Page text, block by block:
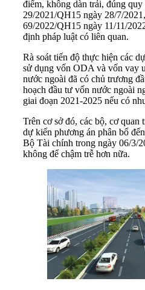
điểm, không dàn trải, đúng
29/2021/QH15 ngày 28/7/
69/2022/QH15 ngày 11/11/
định pháp luật có liên quan.
Rà soát tiến độ thực hiện các
sử dụng vốn ODA và vốn vay
nước ngoài đã có chủ trương
hoạch đầu tư vốn nước ngoài
giai đoạn 2021-2025 nếu có
Trên cơ sở đó, các bộ, cơ
dự kiến phương án phân bổ
Bộ Tài chính trong ngày 06/3/
không để chậm trễ hơn nữa.